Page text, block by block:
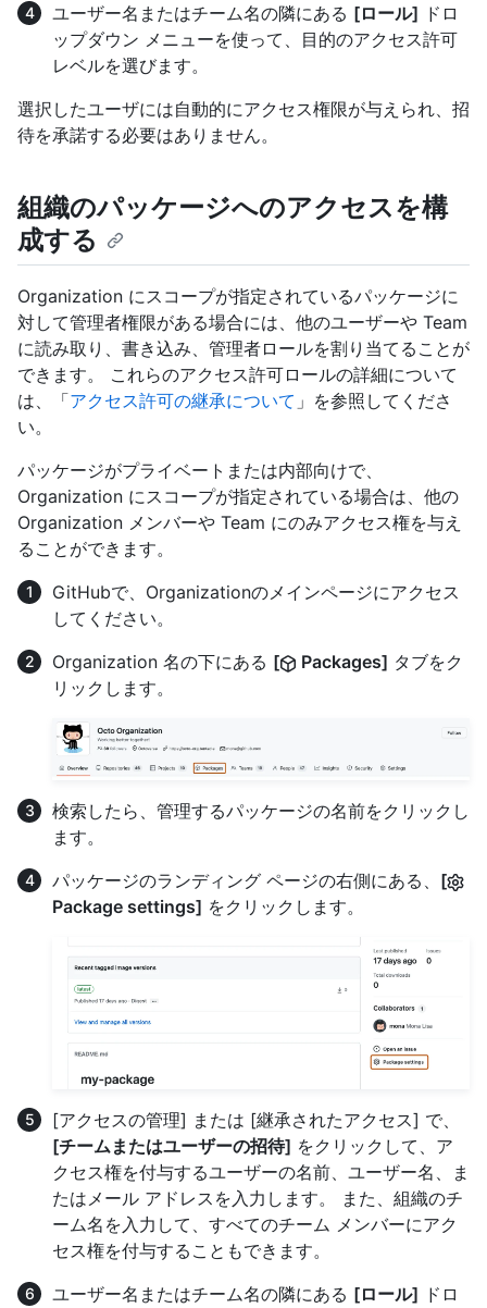
ユーザー名またはチーム名の隣にある [ロール] ドロ
ップダウン メニューを使って、目的のアクセス許可
レベルを選びます。
選択したユーザには自動的にアクセス権限が与えられ、招
待を承諾する必要はありません。
組織のパッケージへのアクセスを構
成する
Organization にスコープが指定されているパッケージに
対して管理者権限がある場合には、他のユーザーや Team
に読み取り、書き込み、管理者ロールを割り当てることが
できます。 これらのアクセス許可ロールの詳細について
は、「アクセス許可の継承について 」を参照してくださ
い。
パッケージがプライベートまたは内部向けで、
Organization にスコープが指定されている場合は、他の
Organization メンバーや Team にのみアクセス権を与え
ることができます。
GitHubで、Organizationのメインページにアクセス
してください。
Organization 名の下にある [ Packages] タブをク
リックします。
検索したら、管理するパッケージの名前をクリックし
ます。
パッケージのランディング ページの右側にある、 [
Package settings] をクリックします。
[アクセスの管理] または [継承されたアクセス] で、
[チームまたはユーザーの招待] をクリックして、ア
クセス権を付与するユーザーの名前、ユーザー名、ま
たはメール アドレスを入力します。 また、組織のチ
ーム名を入力して、すべてのチーム メンバーにアク
セス権を付与することもできます。
ユーザー名またはチーム名の隣にある [ロール] ドロ